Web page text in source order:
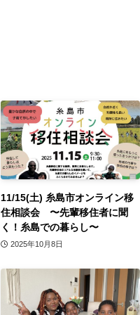
11/15(土) 糸島市オンライン移
住相談会 〜先輩移住者に聞
く！糸島での暮らし〜
2025年10月8日